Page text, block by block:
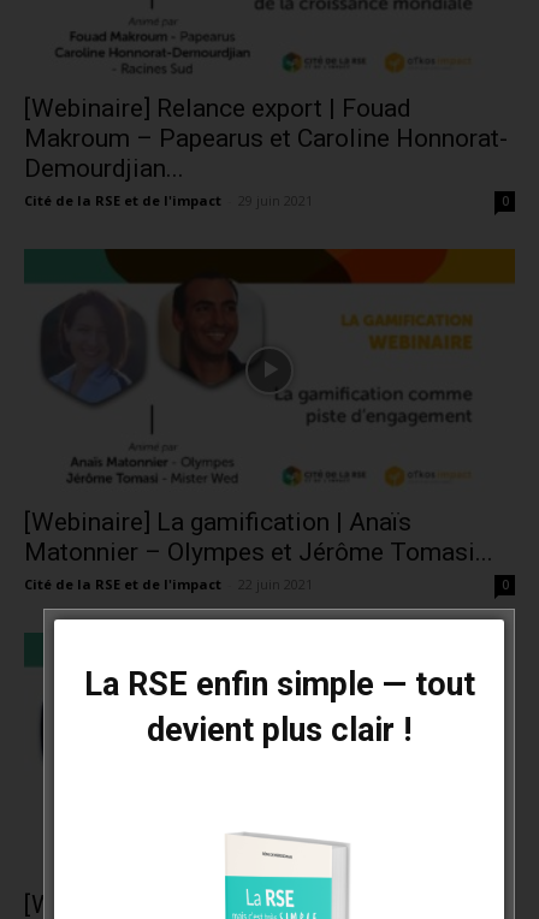
[Webinaire] Relance export | Fouad
Makroum – Papearus et Caroline Honnorat-
Demourdjian...
Cité de la RSE et de l'impact 0
[Webinaire] La gamification | Anaïs
Matonnier – Olympes et Jérôme Tomasi...
Cité de la RSE et de l'impact 0
[Webinaire] Management et Covid | Suzanne
La RSE enfin simple — tout
devient plus clair !